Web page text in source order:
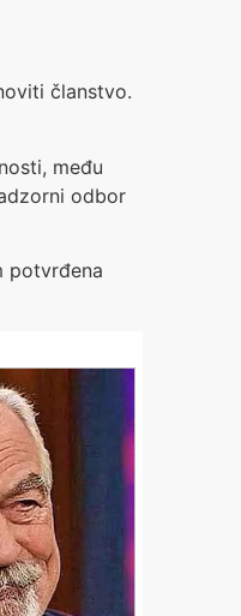
članstvo.
među
odbor
potvrđena